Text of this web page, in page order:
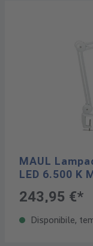
MAUL
LED 6.500 K
243,95 €*
Disponibile,